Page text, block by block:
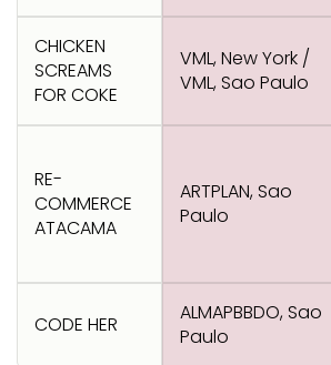
CHICKEN
SCREAMS
FOR COKE
VML, New York /
VML, Sao Paulo
RE-
COMMERCE
ATACAMA
ARTPLAN, Sao
Paulo
CODE HER
ALMAPBBDO, Sao
Paulo